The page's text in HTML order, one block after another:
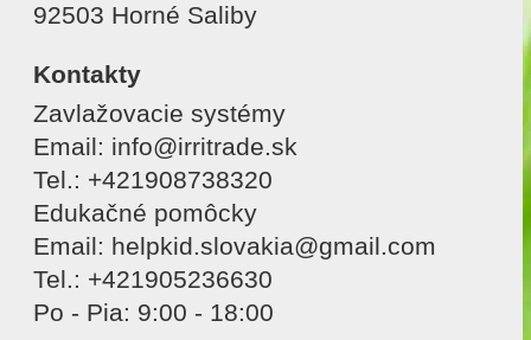
92503 Horné Saliby
Kontakty
Zavlažovacie systémy
Email: info@irritrade.sk
Tel.: +421908738320
Edukačné pomôcky
Email: helpkid.slovakia@gmail.com
Tel.: +421905236630
Po - Pia: 9:00 - 18:00